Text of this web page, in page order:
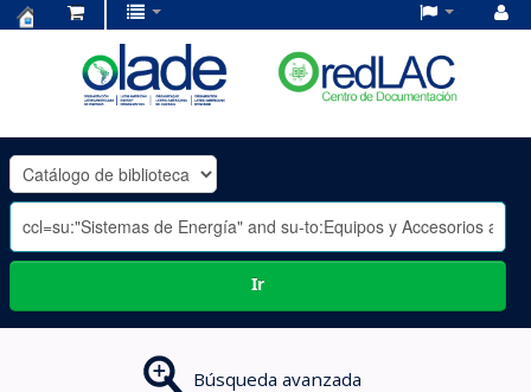
OLADE
-
Ir
Búsqueda avanzada